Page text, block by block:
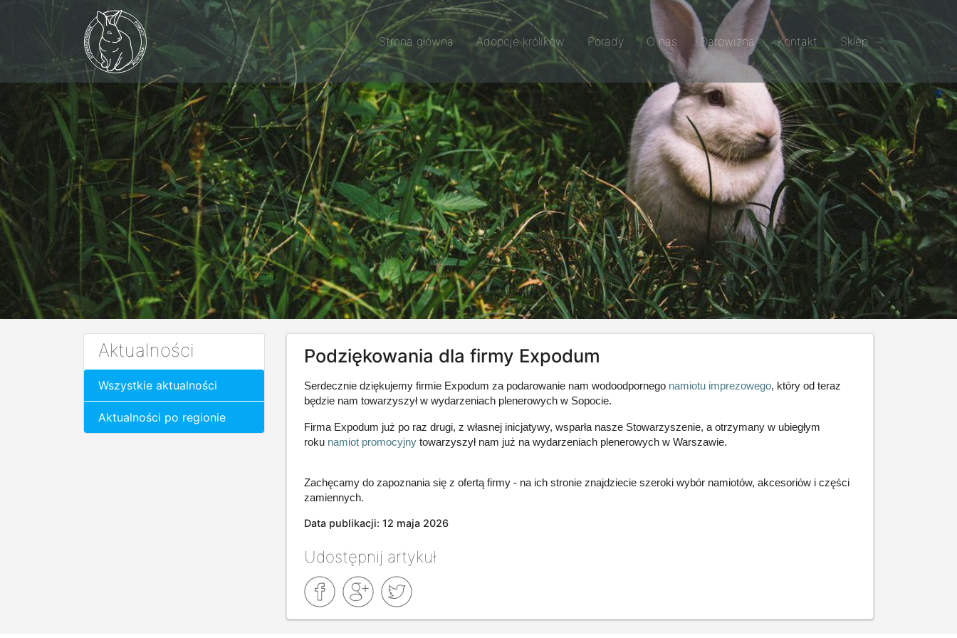
Strona główna Adopcje królików Porady O nas Darowizna Kontakt Sklep
Aktualności
Wszystkie aktualności
Aktualności po regionie
Podziękowania dla firmy Expodum
Serdecznie dziękujemy firmie Expodum za podarowanie nam wodoodpornego namiotu imprezowego, który od teraz
będzie nam towarzyszył w wydarzeniach plenerowych w Sopocie.
Firma Expodum już po raz drugi, z własnej inicjatywy, wsparła nasze Stowarzyszenie, a otrzymany w ubiegłym
roku namiot promocyjny towarzyszył nam już na wydarzeniach plenerowych w Warszawie.
Zachęcamy do zapoznania się z ofertą firmy - na ich stronie znajdziecie szeroki wybór namiotów, akcesoriów i części
zamiennych.
Data publikacji: 12 maja 2026
Udostępnij artykuł